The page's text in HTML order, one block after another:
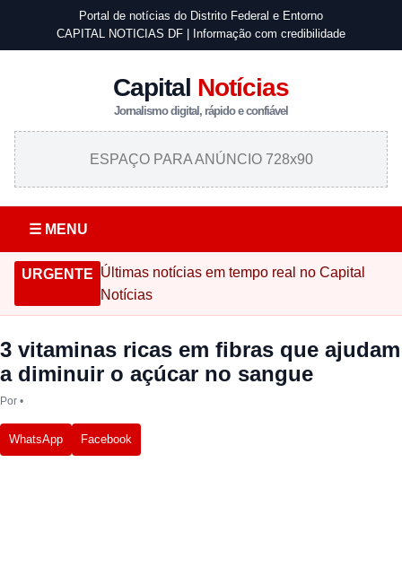
Portal de notícias do Distrito Federal e Entorno
CAPITAL NOTICIAS DF | Informação com credibilidade
Capital Notícias
Jornalismo digital, rápido e confiável
ESPAÇO PARA ANÚNCIO 728x90
☰ MENU
URGENTE Últimas notícias em tempo real no Capital
Notícias
3 vitaminas ricas em fibras que ajudam
a diminuir o açúcar no sangue
Por •
WhatsApp Facebook